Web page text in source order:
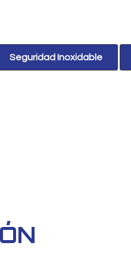
Seguridad Inoxidable